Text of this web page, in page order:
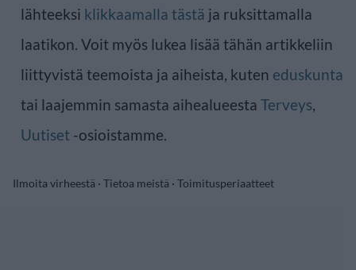
lähteeksi klikkaamalla tästä ja ruksittamalla
laatikon. Voit myös lukea lisää tähän artikkeliin
liittyvistä teemoista ja aiheista, kuten eduskunta
tai laajemmin samasta aihealueesta Terveys,
Uutiset -osioistamme.
Ilmoita virheestä · Tietoa meistä · Toimitusperiaatteet